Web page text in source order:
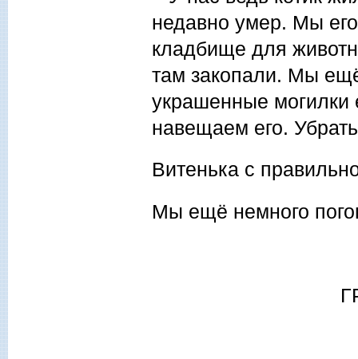
недавно умер. Мы
кладбище для
там закопали. Мы
украшенные могилки
навещаем его.
Витенька с
Мы ещё немного